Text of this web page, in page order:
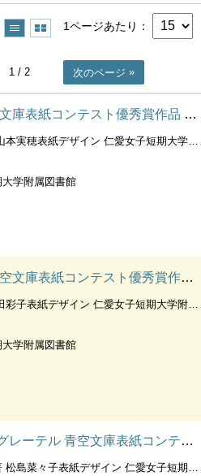
1ページあたり
1 / 2 次のページ
表紙コンテスト優秀賞作品 ；第5回
穂表紙デザイン 仁愛女子短期大学附属図書館編集
学附属図書館
庫表紙コンテスト優秀賞作品 ；第5回
表紙デザイン 仁愛女子短期大学附属図書館編集
学附属図書館
ル 青空文庫表紙コンテスト優秀賞作品 ；第6回
々子表紙デザイン 仁愛女子短期大学附属図書館編集